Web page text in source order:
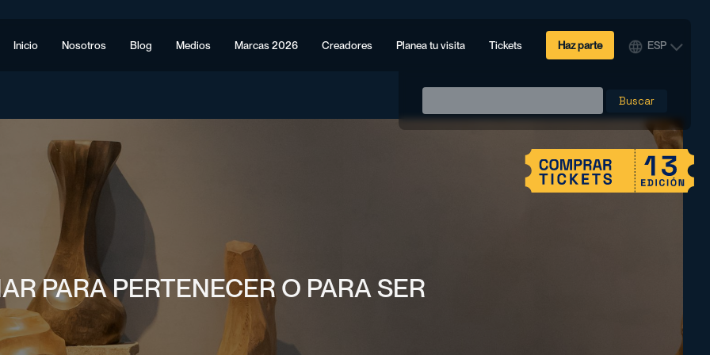
Inicio Nosotros Blog Medios Marcas 2026 Creadores Planea tu visita Tickets Haz parte ESP
Buscar
PARA PERTENECER O PARA SER